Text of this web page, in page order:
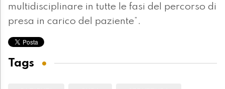
multidisciplinare in tutte le fasi del percorso di
presa in carico del paziente”.
Tags